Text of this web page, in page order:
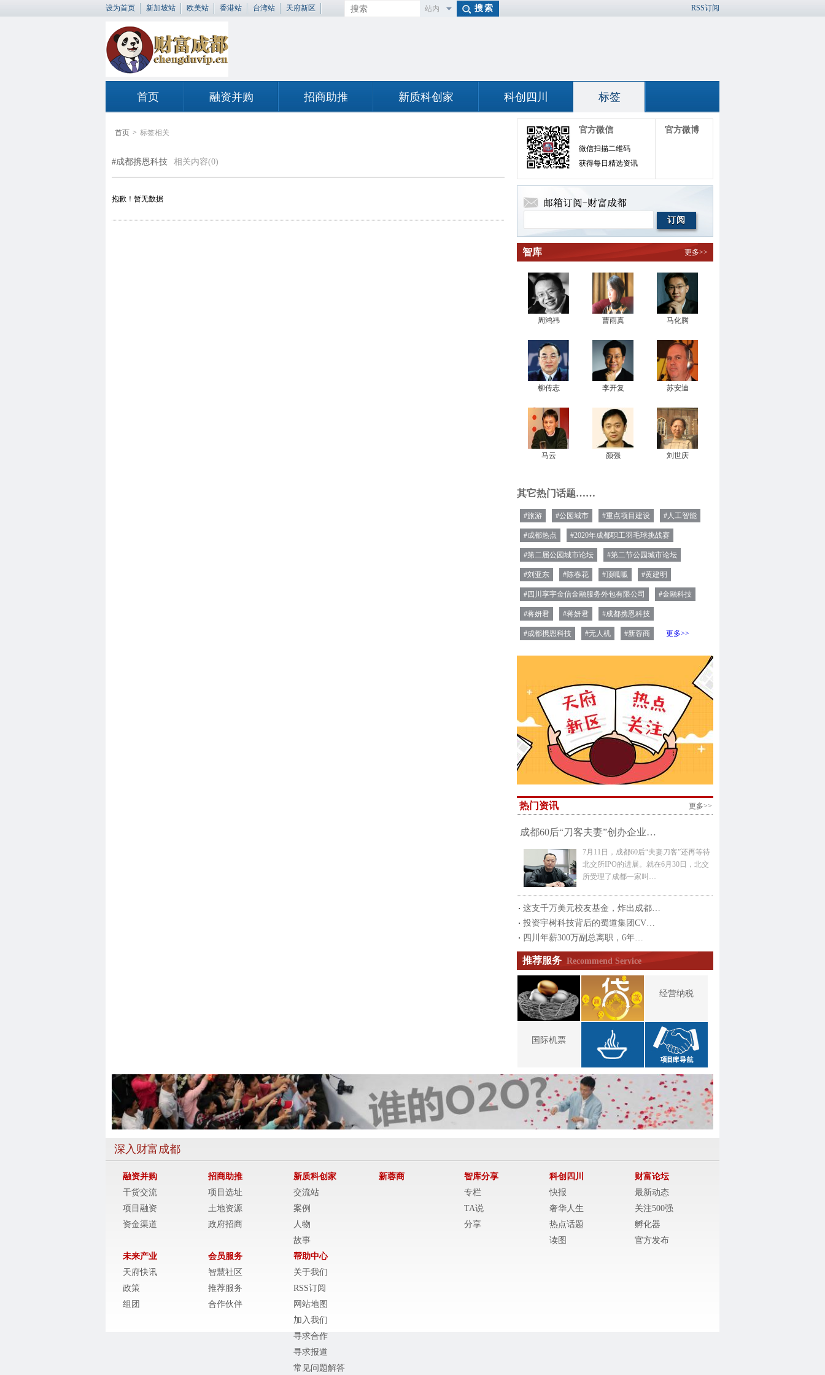
设为首页 新加坡站 欧美站 香港站 台湾站 天府新区
站内
RSS订阅
首页 融资并购 招商助推 新质科创家 科创四川 标签
首页 > 标签相关
#成都携恩科技 相关内容(0)
抱歉！暂无数据
官方微信
微信扫描二维码
获得每日精选资讯
官方微博
更多>>
智库
周鸿祎 曹雨真 马化腾
柳传志 李开复 苏安迪
马云 颜强 刘世庆
其它热门话题……
#旅游 #公园城市 #重点项目建设 #人工智能
#成都热点 #2020年成都职工羽毛球挑战赛
#第二届公园城市论坛 #第二节公园城市论坛
#刘亚东 #陈春花 #顶呱呱 #黄建明
#四川享宇金信金融服务外包有限公司 #金融科技
#蒋妍君 #蒋妍君 #成都携恩科技
#成都携恩科技 #无人机 #新蓉商 更多>>
更多>>
热门资讯
成都60后“刀客夫妻”创办企业…
7月11日，成都60后“夫妻刀客”还再等待
北交所IPO的进展。就在6月30日，北交
所受理了成都一家叫…
这支千万美元校友基金，炸出成都…
投资宇树科技背后的蜀道集团CV…
四川年薪300万副总离职，6年…
推荐服务 Recommend Service
经营纳税
国际机票
深入财富成都
融资并购
干货交流
项目融资
资金渠道
招商助推
项目选址
土地资源
政府招商
新质科创家
交流站
案例
人物
故事
新蓉商
智库分享
专栏
TA说
分享
科创四川
快报
奢华人生
热点话题
读图
财富论坛
最新动态
关注500强
孵化器
官方发布
未来产业
天府快讯
政策
组团
会员服务
智慧社区
推荐服务
合作伙伴
帮助中心
关于我们
RSS订阅
网站地图
加入我们
寻求合作
寻求报道
常见问题解答